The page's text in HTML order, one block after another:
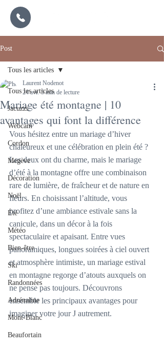
Post
Tous les articles
Jacuzzi
Webcam
Cordon
Megève
Décoration
Noël
Été
Météo
Bien-être
Ski
Randonnées
Adrénaline
Mont-Blanc
Beaufortain
Tous les articles
Mariage été montagne | 10
avantages qui font la différence
Laurent Nodenot
24 avr. 5 min de lecture
Vous hésitez entre un mariage d’hiver
chaleureux et une célébration en plein été ?
Les deux ont du charme, mais le mariage
d’été à la montagne offre une combinaison
rare de lumière, de fraîcheur et de nature en
fleurs. En choisissant l’altitude, vous
profitez d’une ambiance estivale sans la
canicule, dans un décor à la fois
spectaculaire et apaisant. Entre vues
panoramiques, longues soirées à ciel ouvert
et atmosphère intimiste, un mariage estival
en montagne regorge d’atouts auxquels on
ne pense pas toujours. Découvrons
ensemble les principaux avantages pour
imaginer votre jour J autrement.